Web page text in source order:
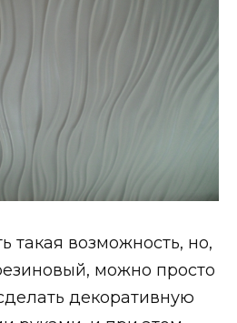
такая возможность, но,
можно просто
декоративную